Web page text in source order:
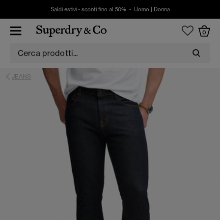
Saldi estivi - sconti fino al 50% - Uomo Donna
0
JEANS